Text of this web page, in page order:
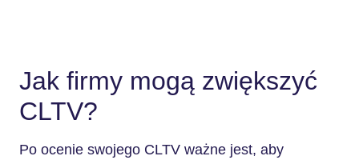
Jak firmy mogą zwiększyć
CLTV?
Po ocenie swojego CLTV ważne jest, aby